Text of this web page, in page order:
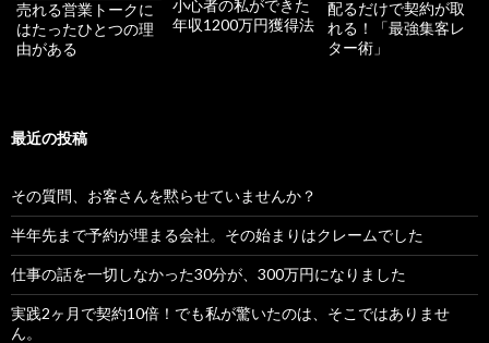
売れる営業トークに
はたったひとつの理
由がある
小心者の私ができた
年収1200万円獲得法
配るだけで契約が取
れる！「最強集客レ
ター術」
最近の投稿
その質問、お客さんを黙らせていませんか？
半年先まで予約が埋まる会社。その始まりはクレームでした
仕事の話を一切しなかった30分が、300万円になりました
実践2ヶ月で契約10倍！でも私が驚いたのは、そこではありませ
ん。